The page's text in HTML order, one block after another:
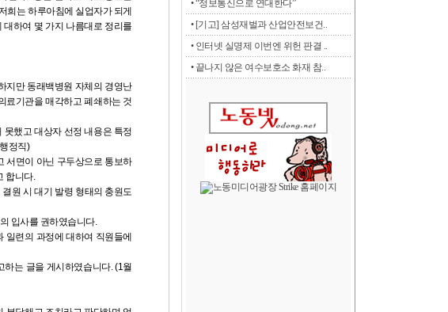
희는 하루아침에 실업자가 되게
하여 몇 가지 나름대로 정리를
지만 동래백병원 자체의 경영난
료기관을 매각하고 폐쇄하는 것
했고 대상자 선정 내용은 특정
정직)
서면이 아닌 구두상으로 통보하
합니다.
원 시 대기 발령 형태의 충원도
입사를 권하였습니다.
련의 과정에 대하여 직원들에
는 글을 게시하였습니다. (1월
• “정보통신으로 연대한다”
• [기고] 삼성재벌과 산업안전보건..
• 인터넷 실명제 이번엔 위헌 판결 ..
• 끝나지 않은 여수보호소 화재 참..